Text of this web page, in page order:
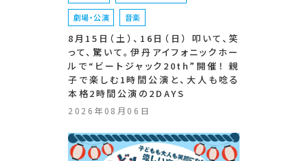
劇場・公演 音楽
8月15日（土）、16日（日） 叩いて、笑
って、驚いて。伊丹アイフォニックホー
ルで“ビートジャック20th”開催！ 親
子で楽しむ1時間公演と、大人も唸る
本格2時間公演の2DAYS
2026年08月06日